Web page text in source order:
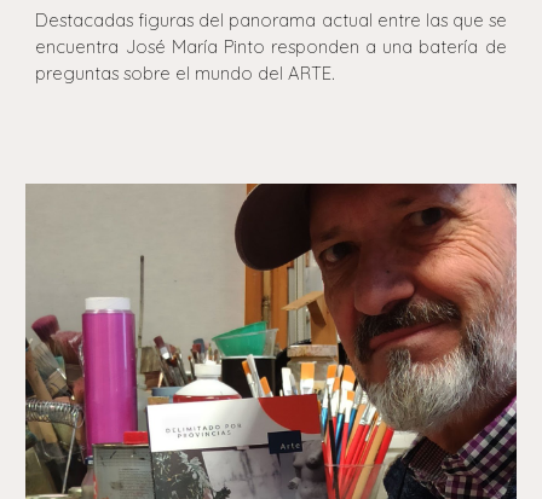
Destacadas figuras del panorama actual entre las que se
encuentra José María Pinto responden a una batería de
preguntas sobre el mundo del ARTE.